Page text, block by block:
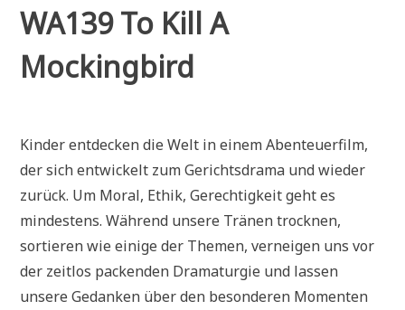
WA139 To Kill A
Mockingbird
Kinder entdecken die Welt in einem Abenteuerfilm,
der sich entwickelt zum Gerichtsdrama und wieder
zurück. Um Moral, Ethik, Gerechtigkeit geht es
mindestens. Während unsere Tränen trocknen,
sortieren wie einige der Themen, verneigen uns vor
der zeitlos packenden Dramaturgie und lassen
unsere Gedanken über den besonderen Momenten